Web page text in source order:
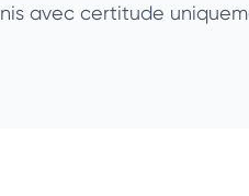
avec certitude